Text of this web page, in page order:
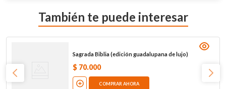
También te puede interesar
Sagrada Biblia (edición guadalupana de lujo)
$ 70.000
COMPRAR AHORA